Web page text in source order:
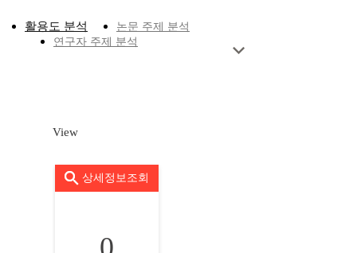
활용도 분석
논문 주제 분석
연구자 주제 분석
View
상세정보조회